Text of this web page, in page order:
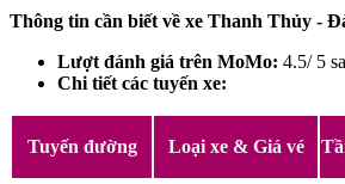
Thông tin cần biết về xe Thanh Thủy -
Lượt đánh giá trên MoMo: 4.5/ 5
Chi tiết các tuyến xe:
Tuyến đường Loại xe & Giá vé